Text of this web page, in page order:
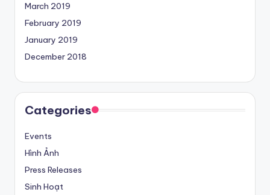
March 2019
February 2019
January 2019
December 2018
Categories
Events
Hình Ảnh
Press Releases
Sinh Hoạt